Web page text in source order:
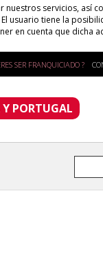
servicios, así
usuario tiene la
en cuenta que dicha
SER FRANQUICIADO ?
PORTUGAL